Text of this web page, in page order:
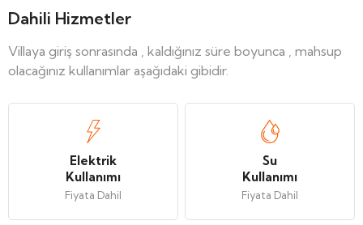
Dahili Hizmetler
Villaya giriş sonrasında , kaldığınız süre boyunca , mahsup
olacağınız kullanımlar aşağıdaki gibidir.
Elektrik
Kullanımı
Fiyata Dahil
Su
Kullanımı
Fiyata Dahil